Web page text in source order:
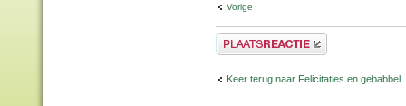
Vorige
Plaats een reactie
Keer terug naar Felicitaties en gebabbel